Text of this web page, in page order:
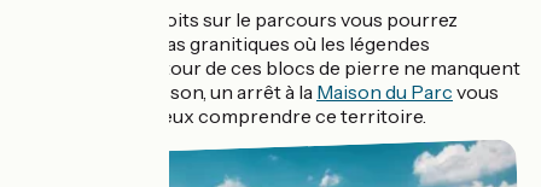
À plusieurs endroits sur le parcours vous pourrez
observer des amas granitiques où les légendes
mystérieuses autour de ces blocs de pierre ne manquent
pas... À Saint-Brisson, un arrêt à la Maison du Parc vous
permettra de mieux comprendre ce territoire.